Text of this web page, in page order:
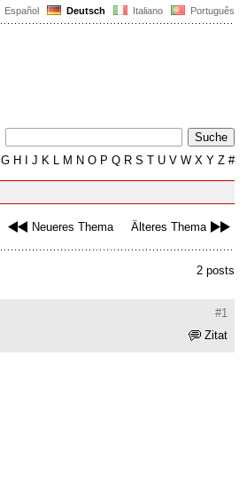
Español Deutsch Italiano Português
G H J K L M N O P Q R S T U V W X Y Z #
Neueres Thema Älteres Thema
2 posts
#1
Zitat